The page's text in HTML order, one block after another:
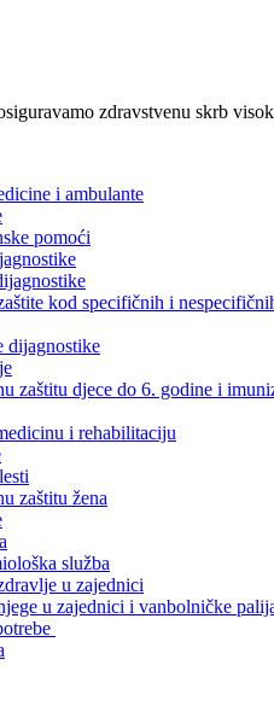
zdravstvenu skrb
i ambulante
pomoći
kod specifičnih i
dijagnostike
zaštitu djece do 6. godine i
i rehabilitaciju
zaštitu žena
služba
u zajednici
u zajednici i vanbolničke